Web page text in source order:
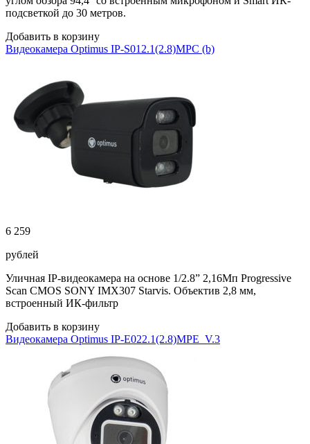
подсветкой до 30 метров.
Добавить в корзину
Видеокамера Optimus IP-S012.1(2.8)MPC (b)
6 259
рублей
Уличная IP-видеокамера на основе 1/2.8” 2,16Мп Progressive
Scan CMOS SONY IMX307 Starvis. Объектив 2,8 мм,
встроенный ИК-фильтр
Добавить в корзину
Видеокамера Optimus IP-E022.1(2.8)MPE_V.3